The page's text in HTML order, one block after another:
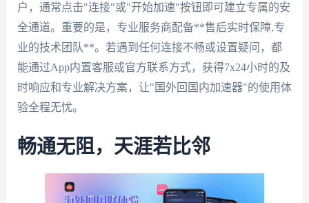
户，通常点击"连接"或"开始加速"按钮即可建立专属的安
全通道。重要的是，专业服务商配备**售后实时保障,专
业的技术团队**。若遇到任何连接不畅或设置疑问，都
能通过App内置客服或官方联系方式，获得7x24小时的及
时响应和专业解决方案，让"国外回国内加速器"的使用体
验全程无忧。
畅通无阻，天涯若比邻